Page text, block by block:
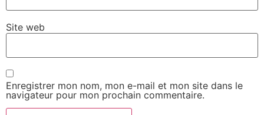
Site web
Enregistrer mon nom, mon e-mail et mon site dans le
navigateur pour mon prochain commentaire.